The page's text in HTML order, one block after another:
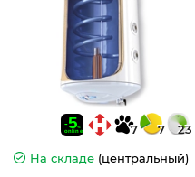
7 7 23
На складе (центральный)